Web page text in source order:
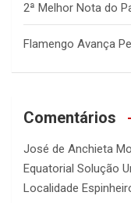
2ª Melhor Nota do
Flamengo Avança
Comentários
José de Anchieta
Equatorial Solução
Localidade